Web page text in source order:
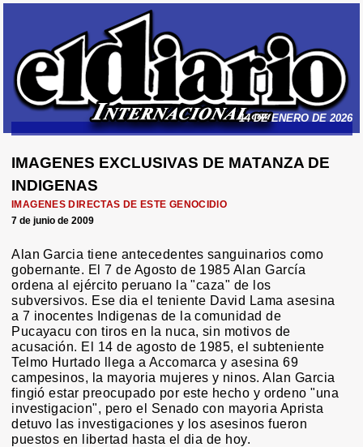
14 DE ENERO DE 2026
IMAGENES EXCLUSIVAS DE MATANZA DE
INDIGENAS
IMAGENES DIRECTAS DE ESTE GENOCIDIO
7 de junio de 2009
Alan Garcia tiene antecedentes sanguinarios como
gobernante. El 7 de Agosto de 1985 Alan García
ordena al ejército peruano la "caza" de los
subversivos. Ese dia el teniente David Lama asesina
a 7 inocentes Indigenas de la comunidad de
Pucayacu con tiros en la nuca, sin motivos de
acusación. El 14 de agosto de 1985, el subteniente
Telmo Hurtado llega a Accomarca y asesina 69
campesinos, la mayoria mujeres y ninos. Alan Garcia
fingió estar preocupado por este hecho y ordeno "una
investigacion", pero el Senado con mayoria Aprista
detuvo las investigaciones y los asesinos fueron
puestos en libertad hasta el dia de hoy.